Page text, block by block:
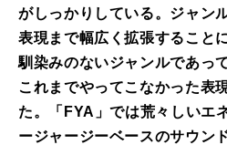
がしっかりしている。ジャン
表現まで幅広く拡張すること
馴染みのないジャンルであっ
これまでやってこなかった表
た。「FYA」では荒々しいエ
ージャージーベースのサウン